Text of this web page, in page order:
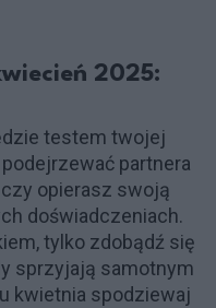
2025:
testem twojej
partnera
opierasz swoją
doświadczeniach.
tylko zdobądź się
sprzyjają samotnym
kwietnia spodziewaj